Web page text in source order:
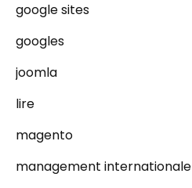
google sites
googles
joomla
lire
magento
management internationale